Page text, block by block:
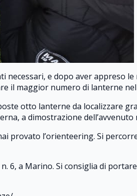
e dopo aver appreso
il maggior numero di lanterne
otto lanterne da localizzare
a dimostrazione
provato l’orienteering. Si
6, a Marino. Si consiglia di